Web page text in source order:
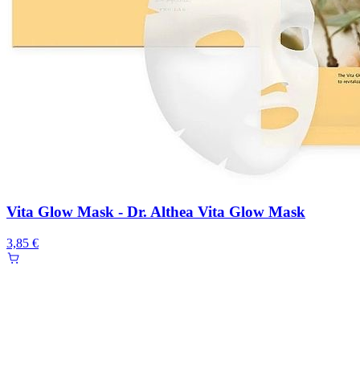
Vita Glow Mask - Dr. Althea Vita Glow Mask
3,85 €